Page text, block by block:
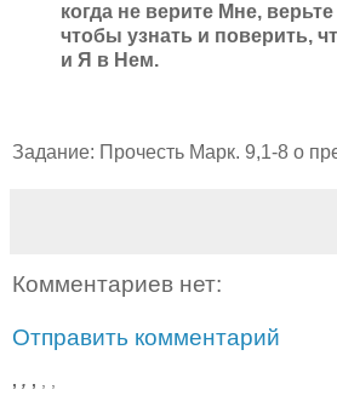
когда не верите Мне,
чтобы узнать и поверить,
и Я в Нем.
Задание: Прочесть Марк. 9,1-8 о
Комментариев нет:
Отправить комментарий
, , ,